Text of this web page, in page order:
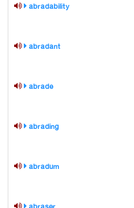
abradability
abradant
abrade
abrading
abradum